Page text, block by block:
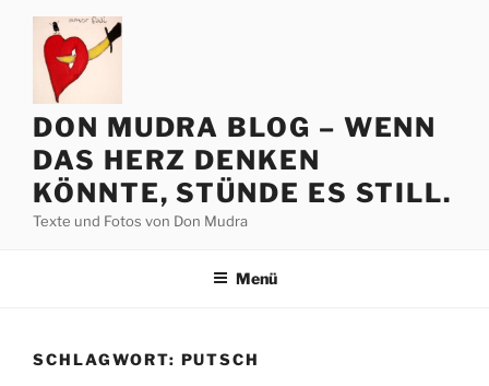
Zum
springen
DON MUDRA BLOG – WENN
DAS HERZ DENKEN
KÖNNTE, STÜNDE ES STILL.
Texte und Fotos von Don Mudra
Menü
SCHLAGWORT: PUTSCH